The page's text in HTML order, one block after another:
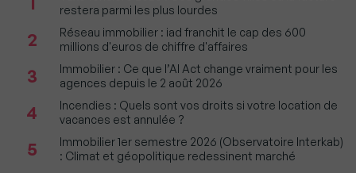
restera parmi les plus lourdes
2
Réseau immobilier : iad franchit le cap des 600
millions d'euros de chiffre d'affaires
3
Immobilier : Ce que l’AI Act change vraiment pour les
agences depuis le 2 août 2026
4
Incendies : Quels sont vos droits si votre location de
vacances est annulée ?
5
Immobilier 1er semestre 2026 (Observatoire Interkab)
: Climat et géopolitique redessinent marché